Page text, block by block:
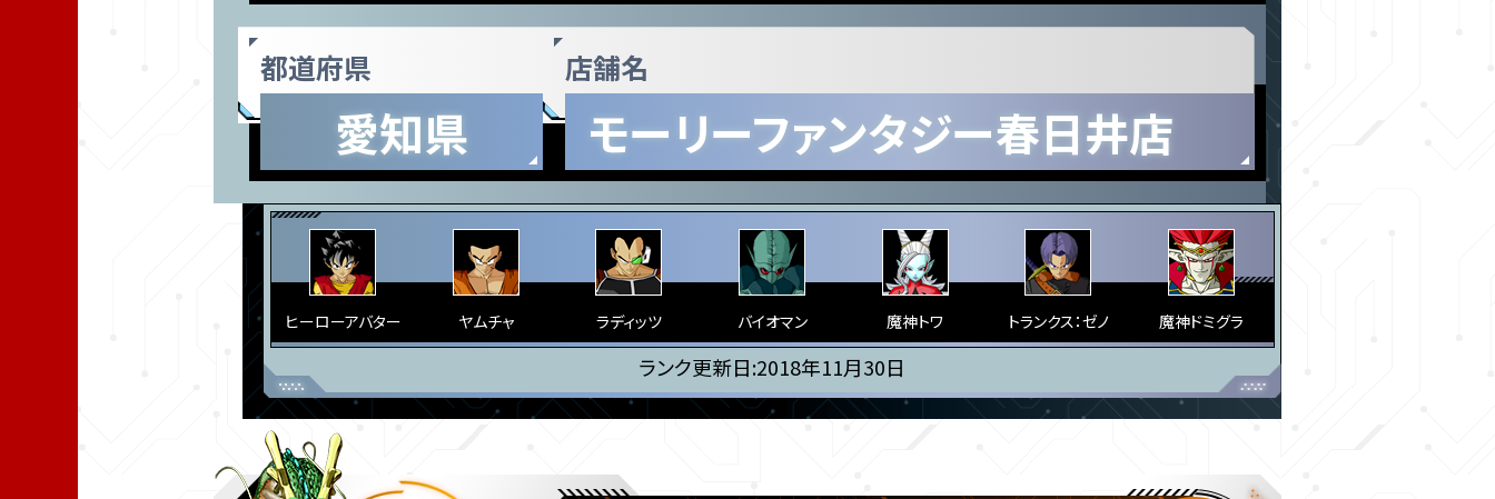
都道府県
愛知県
店舗名
モーリーファンタジー春日井店
ヒーローアバター ヤムチャ ラディッツ バイオマン 魔神トワ トランクス：ゼノ 魔神ドミグラ
ランク更新日:2018年11月30日